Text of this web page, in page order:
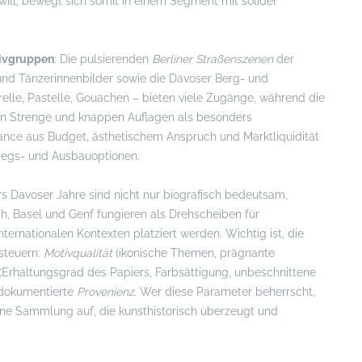
: Die pulsierenden Berliner Straßenszenender
Tänzerinnenbilder sowie die Davoser Berg- und
Pastelle, Gouachen – bieten viele Zugänge, während die
Strenge und knappen Auflagen als besonders
aus Budget, ästhetischem Anspruch und Marktliquidität
und Ausbauoptionen.
Davoser Jahre sind nicht nur biografisch bedeutsam,
Basel und Genf fungieren als Drehscheiben für
Kontexten platziert werden. Wichtig ist, die
Motivqualität(ikonische Themen, prägnante
des Papiers, Farbsättigung, unbeschnittene
Provenienz. Wer diese Parameter beherrscht,
Sammlung auf, die kunsthistorisch überzeugt und